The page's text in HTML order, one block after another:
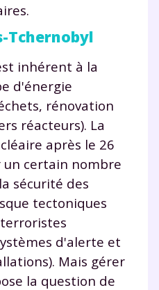
Tchernobyl
inhérent à la
d'énergie
rénovation
réacteurs). La
après le 26
un certain nombre
sécurité des
tectoniques
d'alerte et
Mais gérer
la question de